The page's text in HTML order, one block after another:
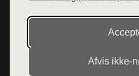
Afvis
Denne side er en del af
hjemmesider med
diverse webshops. Der sælges